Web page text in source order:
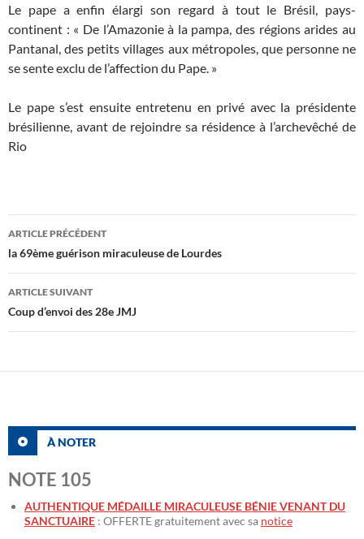
Le pape a enfin élargi son regard à tout le Brésil, pays-
continent : « De l’Amazonie à la pampa, des régions arides au
Pantanal, des petits villages aux métropoles, que personne ne
se sente exclu de l’affection du Pape. »
Le pape s’est ensuite entretenu en privé avec la présidente
brésilienne, avant de rejoindre sa résidence à l’archevêché de
Rio
Navigation
des
articles
ARTICLE PRÉCÉDENT
la 69ème guérison miraculeuse de Lourdes
ARTICLE SUIVANT
Coup d’envoi des 28e JMJ
À NOTER
NOTE 105
AUTHENTIQUE MÉDAILLE MIRACULEUSE BÉNIE VENANT DU
SANCTUAIRE : OFFERTE gratuitement avec sa notice